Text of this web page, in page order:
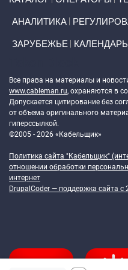
АНАЛИТИКА
ЗАРУБЕЖЬЕ КАЛЕНДАРЬ
Все права на материалы и
www.cableman.ru, охраняются в
Допускается цитирование без
от объема оригинального
гиперссылкой.
©2005 - 2026 «Кабельщик»
Политика сайта "Кабельщик"
отношении обработки
интернет
DrupalCoder — поддержка сайта c